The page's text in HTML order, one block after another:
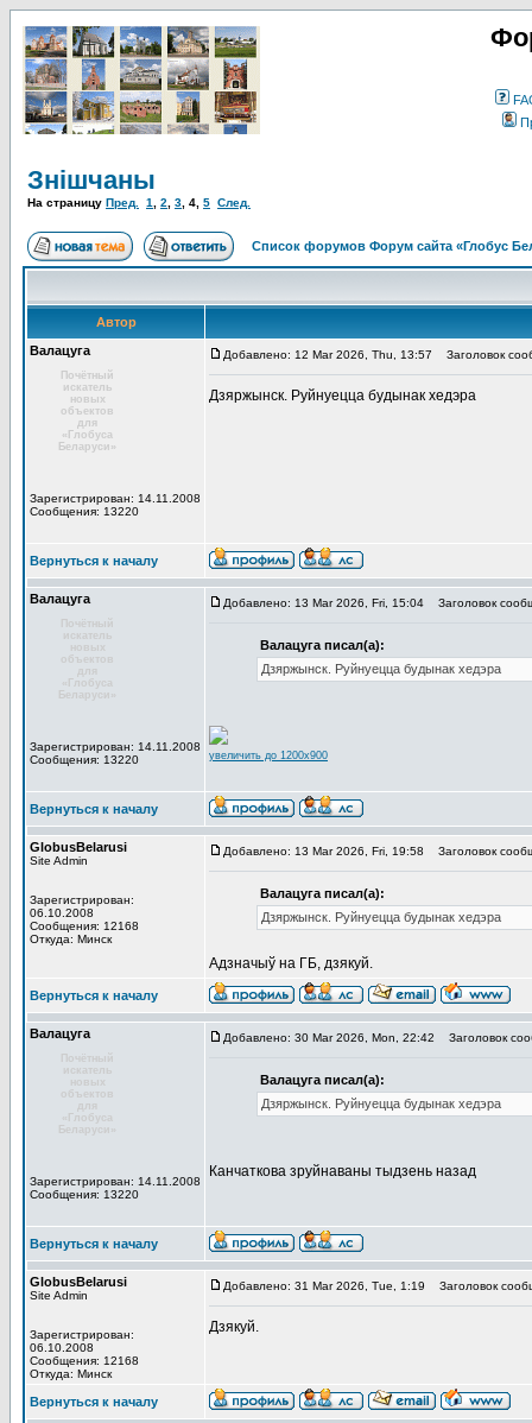
Знішчаны
На страницу Пред. 1 2 3 4 5 След.
Список форумов Форум сайта «Глобус
Автор
Валацуга
Почётный
искатель
новых
объектов
для
«Глобуса
Беларуси»
Зарегистрирован: 14.11.2008
Сообщения: 13220
Добавлено: 12 Mar 2026, Thu, 13:57 Заголовок
Дзяржынск. Руйнуецца будынак хедэра
Вернуться к началу
Валацуга
Почётный
искатель
новых
объектов
для
«Глобуса
Беларуси»
Зарегистрирован: 14.11.2008
Сообщения: 13220
Добавлено: 13 Mar 2026, Fri, 15:04 Заголовок
Валацуга писал(а):
Дзяржынск. Руйнуецца будынак хедэра
увеличить до 1200x900
Вернуться к началу
GlobusBelarusi
Site Admin
Зарегистрирован:
06.10.2008
Сообщения: 12168
Откуда: Минск
Добавлено: 13 Mar 2026, Fri, 19:58 Заголовок
Валацуга писал(а):
Дзяржынск. Руйнуецца будынак хедэра
Адзначыў на ГБ, дзякуй.
Вернуться к началу
Валацуга
Почётный
искатель
новых
объектов
для
«Глобуса
Беларуси»
Зарегистрирован: 14.11.2008
Сообщения: 13220
Добавлено: 30 Mar 2026, Mon, 22:42 Заголовок
Валацуга писал(а):
Дзяржынск. Руйнуецца будынак хедэра
Канчаткова зруйнаваны тыдзень назад
Вернуться к началу
GlobusBelarusi
Site Admin
Зарегистрирован:
06.10.2008
Сообщения: 12168
Откуда: Минск
Добавлено: 31 Mar 2026, Tue, 1:19 Заголовок
Дзякуй.
Вернуться к началу